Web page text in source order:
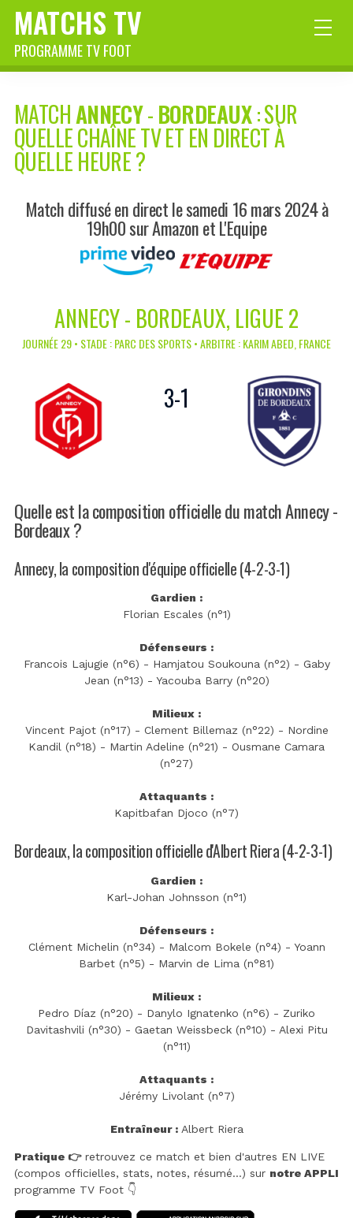
MATCHS TV
PROGRAMME TV FOOT
MATCHANNECY-BORDEAUX: SUR
QUELLE CHAÎNE TV ET EN DIRECT À
QUELLE HEURE ?
Match diffusé en direct le samedi 16 mars 2024 à
19h00 sur Amazon et L'Equipe
ANNECY - BORDEAUX, LIGUE 2
JOURNÉE 29 • STADE : PARC DES SPORTS • ARBITRE : KARIM ABED, FRANCE
3-1
Quelle est la composition officielle du match Annecy -
Bordeaux ?
Annecy, la composition d'équipe officielle (4-2-3-1)
Gardien :
Florian Escales (n°1)
Défenseurs :
Francois Lajugie (n°6) - Hamjatou Soukouna (n°2) - Gaby
Jean (n°13) - Yacouba Barry (n°20)
Milieux :
Vincent Pajot (n°17) - Clement Billemaz (n°22) - Nordine
Kandil (n°18) - Martin Adeline (n°21) - Ousmane Camara
(n°27)
Attaquants :
Kapitbafan Djoco (n°7)
Bordeaux, la composition officielle d'Albert Riera (4-2-3-1)
Gardien :
Karl-Johan Johnsson (n°1)
Défenseurs :
Clément Michelin (n°34) - Malcom Bokele (n°4) - Yoann
Barbet (n°5) - Marvin de Lima (n°81)
Milieux :
Pedro Díaz (n°20) - Danylo Ignatenko (n°6) - Zuriko
Davitashvili (n°30) - Gaetan Weissbeck (n°10) - Alexi Pitu
(n°11)
Attaquants :
Jérémy Livolant (n°7)
Entraîneur :Albert Riera
Pratique 👉retrouvez ce match et bien d'autres EN LIVE
(compos officielles, stats, notes, résumé...) sur notre APPLI
programme TV Foot 👇